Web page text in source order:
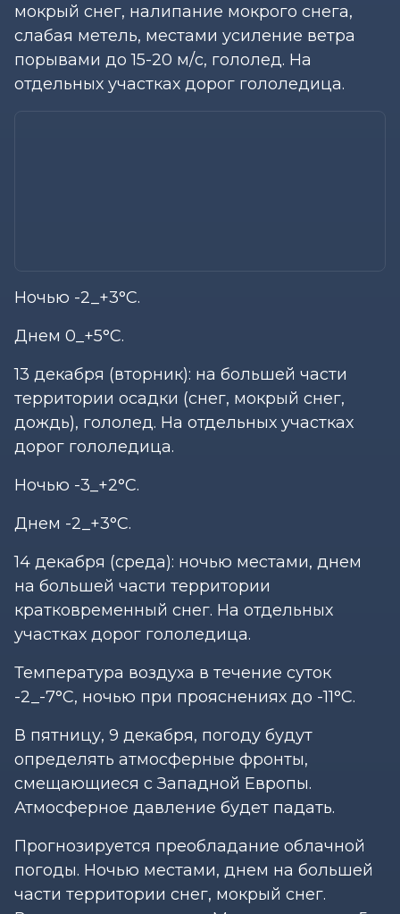
мокрый снег, налипание мокрого снега,
слабая метель, местами усиление ветра
порывами до 15-20 м/с, гололед. На
отдельных участках дорог гололедица.
Ночью -2_+3°С.
Днем 0_+5°С.
13 декабря (вторник): на большей части
территории осадки (снег, мокрый снег,
дождь), гололед. На отдельных участках
дорог гололедица.
Ночью -3_+2°С.
Днем -2_+3°С.
14 декабря (среда): ночью местами, днем
на большей части территории
кратковременный снег. На отдельных
участках дорог гололедица.
Температура воздуха в течение суток
-2_-7°С, ночью при прояснениях до -11°С.
В пятницу, 9 декабря, погоду будут
определять атмосферные фронты,
смещающиеся с Западной Европы.
Атмосферное давление будет падать.
Прогнозируется преобладание облачной
погоды. Ночью местами, днем на большей
части территории снег, мокрый снег.